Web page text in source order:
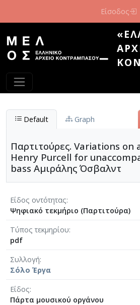
Είσοδος
Default Graph
Παρτιτούρες. Variations on
Henry Purcell for
bass Αμιράλης Όσβαλντ
Είδος οντότητας
Ψηφιακό τεκμήριο (Παρτιτούρα)
Τύπος τεκμηρίου
pdf
Συλλογή
Σόλο Έργα
Είδος
Πάρτα μουσικού οργάνου